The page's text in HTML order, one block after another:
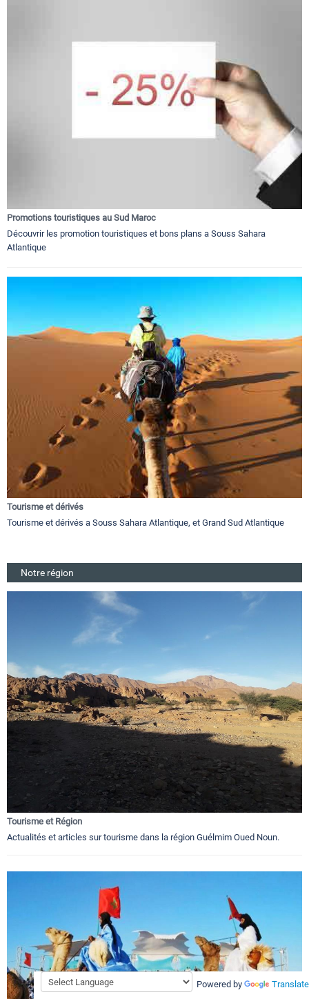
Promotions touristiques au Sud Maroc
Découvrir les promotion touristiques et bons plans a Souss Sahara
Atlantique
Tourisme et dérivés
Tourisme et dérivés a Souss Sahara Atlantique, et Grand Sud Atlantique
Notre région
Tourisme et Région
Actualités et articles sur tourisme dans la région Guélmim Oued Noun.
Powered by Translate